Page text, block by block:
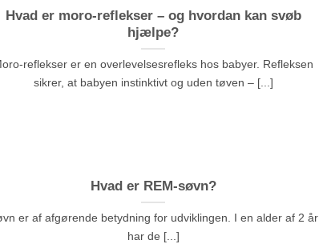
Hvad er moro-reflekser – og hvordan kan svøb
hjælpe?
reflekser er en overlevelsesrefleks hos babyer. Refleksen
sikrer, at babyen instinktivt og uden tøven – [...]
Hvad er REM-søvn?
er af afgørende betydning for udviklingen. I en alder af 2 år
har de [...]